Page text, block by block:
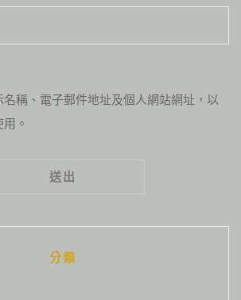
名稱、電子郵件地址及個人網站網址，以
。
分類